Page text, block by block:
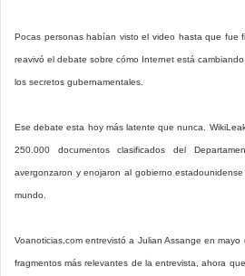
Pocas personas habían visto el video hasta que fue
reavivó el debate sobre cómo Internet está
los secretos gubernamentales.
Ese debate esta hoy más latente que nunca.
250.000 documentos clasificados del
avergonzaron y enojaron al gobierno
mundo.
Voanoticias.com entrevistó a Julian Assange en
fragmentos más relevantes de la entrevista, ahora